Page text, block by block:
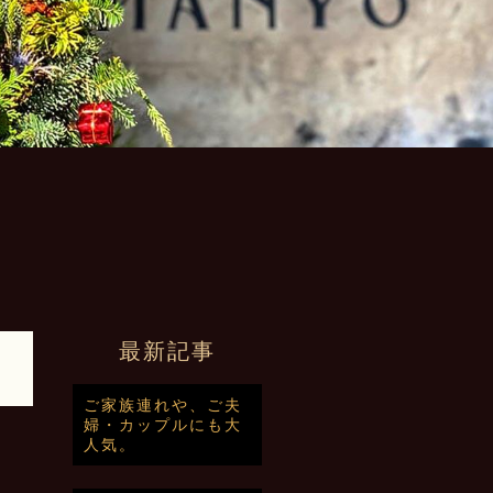
最新記事
ご家族連れや、ご夫
婦・カップルにも大
人気。